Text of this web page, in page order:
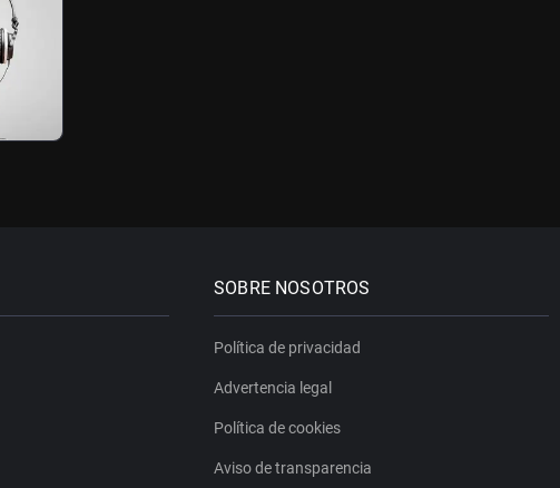
SOBRE NOSOTROS
Política de privacidad
Advertencia legal
Política de cookies
Aviso de transparencia